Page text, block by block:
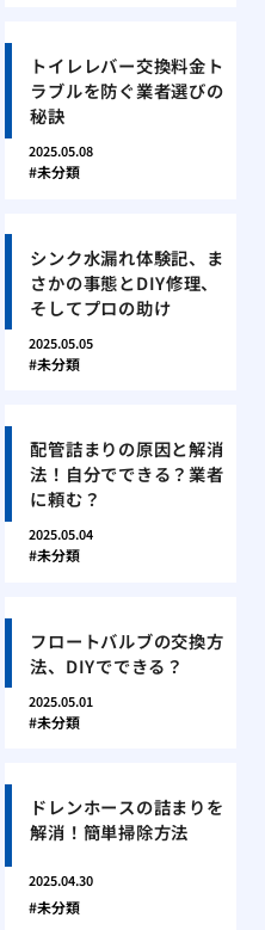
トイレレバー交換料金ト
ラブルを防ぐ業者選びの
秘訣
2025.05.08
未分類
シンク水漏れ体験記、ま
さかの事態とDIY修理、
そしてプロの助け
2025.05.05
未分類
配管詰まりの原因と解消
法！自分でできる？業者
に頼む？
2025.05.04
未分類
フロートバルブの交換方
法、DIYでできる？
2025.05.01
未分類
ドレンホースの詰まりを
解消！簡単掃除方法
2025.04.30
未分類